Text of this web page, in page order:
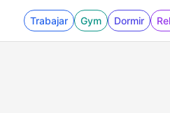
Trabajar Gym Dormir